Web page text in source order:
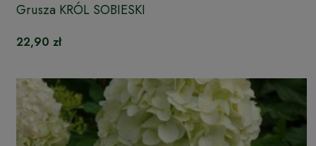
Grusza KRÓL SOBIESKI
22,90 zł